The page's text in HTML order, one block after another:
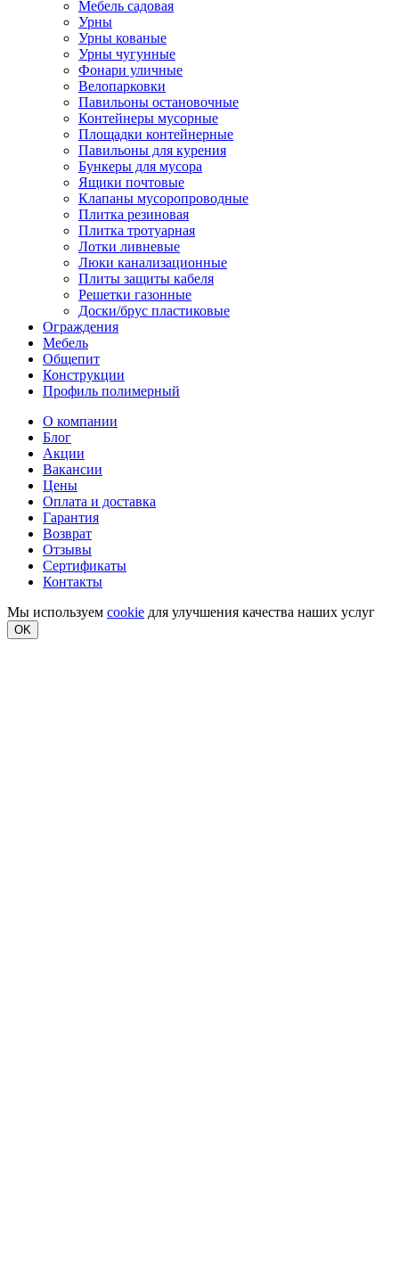
Мебель садовая
Урны
Урны кованые
Урны чугунные
Фонари уличные
Велопарковки
Павильоны остановочные
Контейнеры мусорные
Площадки контейнерные
Павильоны для курения
Бункеры для мусора
Ящики почтовые
Клапаны мусоропроводные
Плитка резиновая
Плитка тротуарная
Лотки ливневые
Люки канализационные
Плиты защиты кабеля
Решетки газонные
Доски/брус пластиковые
Ограждения
Мебель
Общепит
Конструкции
Профиль полимерный
О компании
Блог
Акции
Вакансии
Цены
Оплата и доставка
Гарантия
Возврат
Отзывы
Сертификаты
Контакты
Мы используем cookie для улучшения качества наших услуг
OK